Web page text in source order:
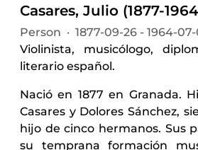
Casares, Julio (1877-
Person · 1877-09-26 - 1964-07-
Violinista, musicólogo,
literario español.
Nació en 1877 en Granada.
Casares y Dolores Sánchez,
hijo de cinco hermanos. Sus
su temprana formación